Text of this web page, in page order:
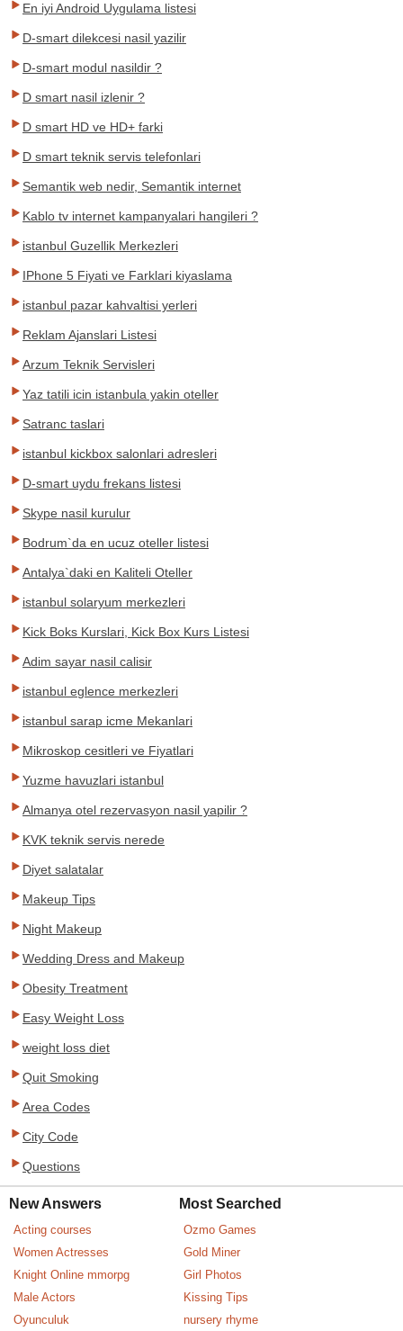
En iyi Android Uygulama listesi
D-smart dilekcesi nasil yazilir
D-smart modul nasildir ?
D smart nasil izlenir ?
D smart HD ve HD+ farki
D smart teknik servis telefonlari
Semantik web nedir, Semantik internet
Kablo tv internet kampanyalari hangileri ?
istanbul Guzellik Merkezleri
IPhone 5 Fiyati ve Farklari kiyaslama
istanbul pazar kahvaltisi yerleri
Reklam Ajanslari Listesi
Arzum Teknik Servisleri
Yaz tatili icin istanbula yakin oteller
Satranc taslari
istanbul kickbox salonlari adresleri
D-smart uydu frekans listesi
Skype nasil kurulur
Bodrum`da en ucuz oteller listesi
Antalya`daki en Kaliteli Oteller
istanbul solaryum merkezleri
Kick Boks Kurslari, Kick Box Kurs Listesi
Adim sayar nasil calisir
istanbul eglence merkezleri
istanbul sarap icme Mekanlari
Mikroskop cesitleri ve Fiyatlari
Yuzme havuzlari istanbul
Almanya otel rezervasyon nasil yapilir ?
KVK teknik servis nerede
Diyet salatalar
Makeup Tips
Night Makeup
Wedding Dress and Makeup
Obesity Treatment
Easy Weight Loss
weight loss diet
Quit Smoking
Area Codes
City Code
Questions
New Answers
Acting courses
Women Actresses
Knight Online mmorpg
Male Actors
Oyunculuk
Most Searched
Ozmo Games
Gold Miner
Girl Photos
Kissing Tips
nursery rhyme